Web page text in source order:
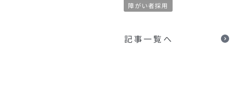
障がい者採用
記事一覧へ